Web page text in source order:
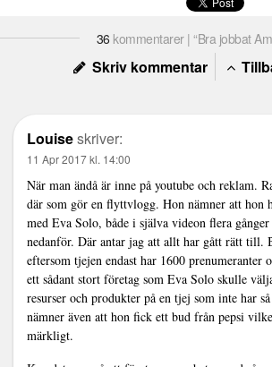
36 kommentarer | “Bra jobbat
Skriv kommentar
Louiseskriver:
11 Apr 2017 kl. 14:00
När man ändå är inne på youtube och reklam.
där som gör en flyttvlogg. Hon nämner att hon
med Eva Solo, både i själva videon flera
nedanför. Där antar jag att allt har gått rätt till.
eftersom tjejen endast har 1600 prenumeranter
ett sådant stort företag som Eva Solo skulle
resurser och produkter på en tjej som inte har
nämner även att hon fick ett bud från pepsi
märkligt.